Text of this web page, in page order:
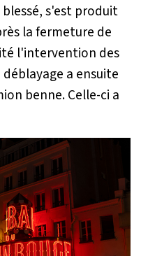
s'est produit
la fermeture de
l'intervention des
a ensuite
benne. Celle-ci a